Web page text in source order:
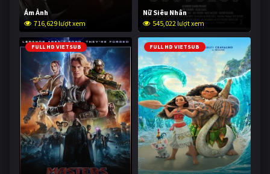
Ám Ảnh
716,629 lượt xem
Nữ Siêu Nhân
545,022 lượt xem
FULL HD VIETSUB FULL HD VIETSUB